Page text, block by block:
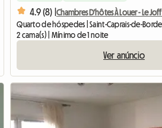
4.9 (8) | Chambres D'hôtes À Louer - Le
Quarto de hóspedes | Saint-Caprais-de-
2 cama(s) | Mínimo de 1 noite
Ver anúncio